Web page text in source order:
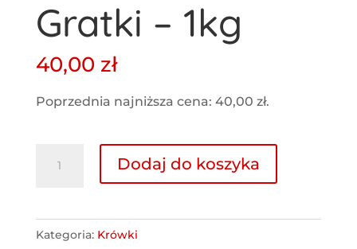
Gratki – 1kg
40,00 zł
Poprzednia najniższa cena: 40,00 zł.
-
1kg
Dodaj do koszyka
Kategoria: Krówki